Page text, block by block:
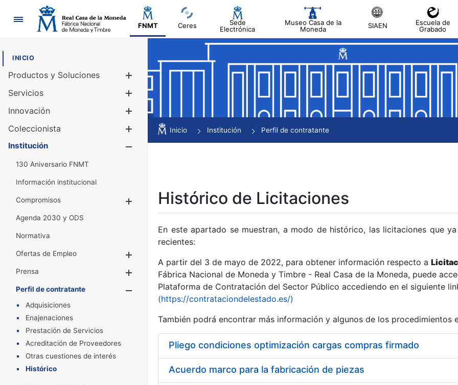
Navegación
FNMT Ceres
Sede
Electrónica
Museo Casa de la
Moneda
SIAEN
Escuela de
Grabado
INICIO
Productos y Soluciones
Mostrar/Ocultar
Servicios
Innovación
Coleccionista
Mostrar/Ocultar
Institución
130 Aniversario FNMT
Información institucional
Compromisos
Mostrar/Ocultar
Agenda 2030 y ODS
Normativa
Ofertas de Empleo
Prensa
Mostrar/Ocultar
Perfil de contratante
Mostrar/Ocultar
Adquisiciones
Enajenaciones
Prestación de Servicios
Acreditación de Proveedores
Otras cuestiones de interés
Histórico
Inicio Institución Perfil de contratante
Histórico de Licitaciones
En este apartado se muestran, a modo de histórico, las licitaciones que
recientes:
A partir del 3 de mayo de 2022, para obtener información respecto a
Fábrica Nacional de Moneda y Timbre - Real Casa de la Moneda, puede
Plataforma de Contratación del Sector Público accediendo en el siguiente
(https://contrataciondelestado.es/)
También podrá encontrar más información y algunos de los procedimientos
Pliego condiciones optimización cargas compras firmado
Acuerdo marco para la fabricación de piezas